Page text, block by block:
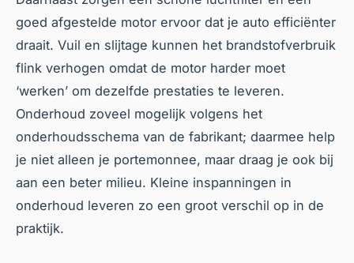
goed afgestelde motor ervoor dat je auto efficiënter
draait. Vuil en slijtage kunnen het brandstofverbruik
flink verhogen omdat de motor harder moet
‘werken’ om dezelfde prestaties te leveren.
Onderhoud zoveel mogelijk volgens het
onderhoudsschema van de fabrikant; daarmee help
je niet alleen je portemonnee, maar draag je ook bij
aan een beter milieu. Kleine inspanningen in
onderhoud leveren zo een groot verschil op in de
praktijk.